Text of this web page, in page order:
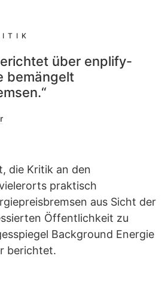
über enplify-
bemängelt
die Kritik an den
praktisch
aus Sicht der
Öffentlichkeit zu
Background Energie
berichtet.